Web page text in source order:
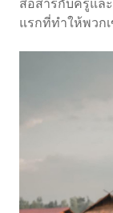
แรกที่ทำให้พวก